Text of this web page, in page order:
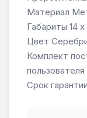
Материал
Габариты 14
Цвет
Комплект
пользователя
Срок